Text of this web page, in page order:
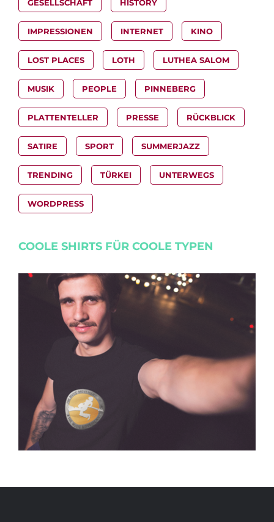
GESELLSCHAFT HISTORY
IMPRESSIONEN INTERNET KINO
LOST PLACES LOTH LUTHEA SALOM
MUSIK PEOPLE PINNEBERG
PLATTENTELLER PRESSE RÜCKBLICK
SATIRE SPORT SUMMERJAZZ
TRENDING TÜRKEI UNTERWEGS
WORDPRESS
COOLE SHIRTS FÜR COOLE TYPEN